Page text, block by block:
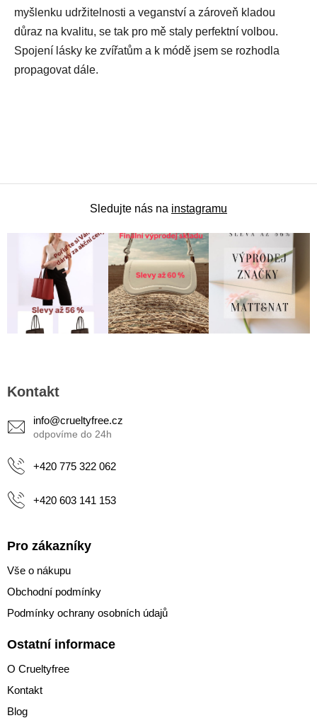
myšlenku udržitelnosti a veganství a zároveň kladou
důraz na kvalitu, se tak pro mě staly perfektní volbou.
Spojení lásky ke zvířatům a k módě jsem se rozhodla
propagovat dále.
Sledujte nás na instagramu
p
a
Kontakt
info@crueltyfree.cz
+420 775 322 062
+420 603 141 153
Pro zákazníky
Vše o nákupu
Obchodní podmínky
Podmínky ochrany osobních údajů
Ostatní informace
O Crueltyfree
Kontakt
Blog